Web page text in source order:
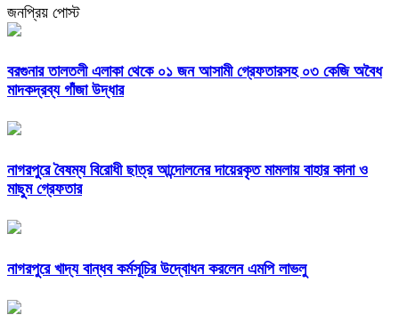
জনপ্রিয় পোস্ট
বরগুনার তালতলী এলাকা থেকে ০১ জন আসামী গ্রেফতারসহ ০৩ কেজি অবৈধ
মাদকদ্রব্য গাঁজা উদ্ধার
নাগরপুরে বৈষম্য বিরোধী ছাত্র আন্দোলনের দায়েরকৃত মামলায় বাহার কানা ও
মাছুম গ্রেফতার
নাগরপুরে খাদ্য বান্ধব কর্মসূচির উদ্বোধন করলেন এমপি লাভলু